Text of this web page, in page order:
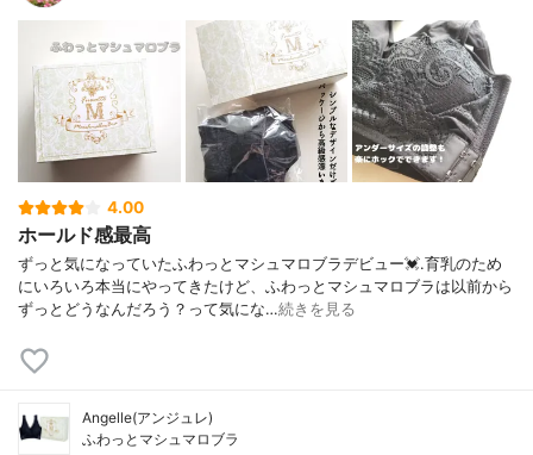
4.00
ホールド感最高
ずっと気になっていたふわっとマシュマロブラデビュー💓.育乳のため
にいろいろ本当にやってきたけど、ふわっとマシュマロブラは以前から
ずっとどうなんだろう？って気にな…続きを見る
Angelle(アンジュレ)
ふわっとマシュマロブラ